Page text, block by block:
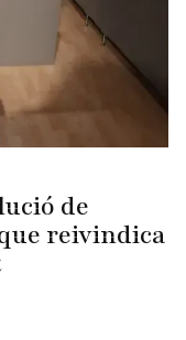
de
reivindica